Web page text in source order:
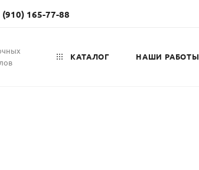
(910) 165-77-88
КАТАЛОГ НАШИ РАБОТЫ